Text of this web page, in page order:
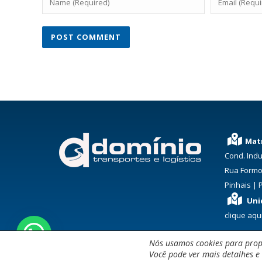
Cond.
Rua
Pinhais |
clique
Nós usamos cookies para
Você pode ver mais detalhes